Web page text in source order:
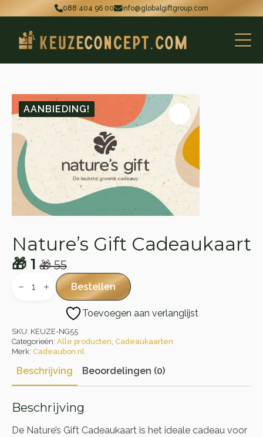
088 404 96 00 info@globalgiftgroup.com
AANBIEDING!
Nature’s Gift Cadeaukaart
🎁55
Oorspronkelijke
prijs
🎁 55.
🎁 1
Huidige
prijs
🎁 1.
Gift
Cadeaukaart
Bestellen
Toevoegen aan verlanglijst
SKU: KEUZE-NG55
Categorieën: Alle producten, Cadeaukaarten
Merk: Cadeaubon.nl
Beschrijving Beoordelingen (0)
Beschrijving
De Nature’s Gift Cadeaukaart is het ideale cadeau voor